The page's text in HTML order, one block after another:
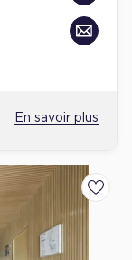
En savoir plus